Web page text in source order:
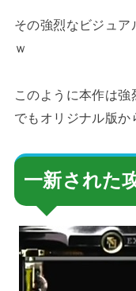
その強烈なビジュ
ｗ
このように本作は
でもオリジナル版か
一新された